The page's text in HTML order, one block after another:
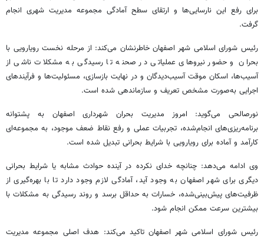
برای رفع این نارسایی‌ها و ارتقای سطح آمادگی مجموعه مدیریت شهری انجام
گرفت.
رئیس شورای اسلامی شهر اصفهان خاطرنشان می‌کند: از مرحله نخست رویارویی با
بحران و حضور نیروهای عملیاتی در صحنه تا رسیدگی به مشکلات ناشی از
آسیب‌ها، اسکان موقت آسیب‌دیدگان و در نهایت بازسازی، مسئولیت‌ها و فرآیندهای
اجرایی به‌صورت مشخص تعریف و سازماندهی شده است.
نورصالحی می‌گوید: امروز مدیریت بحران شهرداری اصفهان به پشتوانه
برنامه‌ریزی‌های انجام‌شده، تجربیات عملی و رفع نقاط ضعف موجود، به مجموعه‌ای
کارآمد و آماده برای رویارویی با شرایط بحرانی تبدیل شده است.
وی ادامه می‌دهد: چنانچه خدای نکرده در آینده حوادث مشابه یا شرایط بحرانی
دیگری برای شهر اصفهان به وجود آید، آمادگی لازم وجود دارد تا با بهره‌گیری از
ظرفیت‌های پیش‌بینی‌شده، خسارات به حداقل برسد و روند رسیدگی به مشکلات با
بیشترین سرعت ممکن انجام شود.
رئیس شورای اسلامی شهر اصفهان تاکید می‌کند: هدف اصلی مجموعه مدیریت